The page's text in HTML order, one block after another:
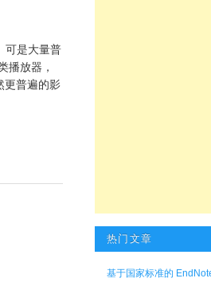
可是大量普
播放器，
更普遍的影
热门文章
基于国家标准的